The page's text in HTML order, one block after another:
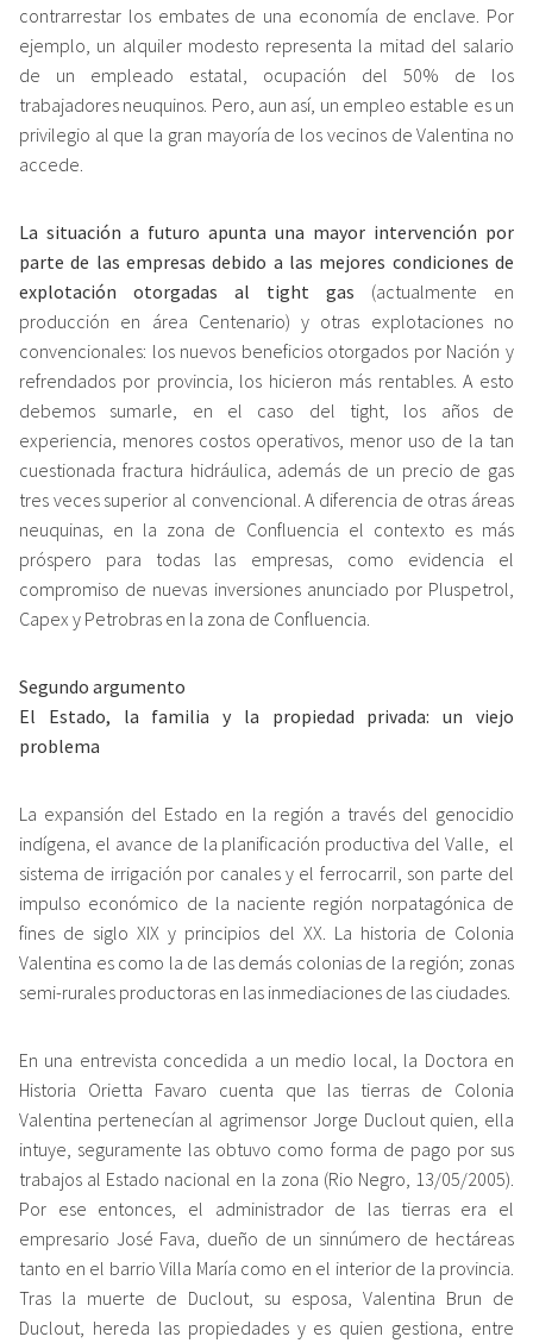
contrarrestar los embates de una economía de enclave. Por
ejemplo, un alquiler modesto representa la mitad del salario
de un empleado estatal, ocupación del 50% de los
trabajadores neuquinos. Pero, aun así, un empleo estable es un
privilegio al que la gran mayoría de los vecinos de Valentina no
accede.
La situación a futuro apunta una mayor intervención por
parte de las empresas debido a las mejores condiciones de
explotación otorgadas al tight gas (actualmente en
producción en área Centenario) y otras explotaciones no
convencionales: los nuevos beneficios otorgados por Nación y
refrendados por provincia, los hicieron más rentables. A esto
debemos sumarle, en el caso del tight, los años de
experiencia, menores costos operativos, menor uso de la tan
cuestionada fractura hidráulica, además de un precio de gas
tres veces superior al convencional. A diferencia de otras áreas
neuquinas, en la zona de Confluencia el contexto es más
próspero para todas las empresas, como evidencia el
compromiso de nuevas inversiones anunciado por Pluspetrol,
Capex y Petrobras en la zona de Confluencia.
Segundo argumento
El Estado, la familia y la propiedad privada: un viejo
problema
La expansión del Estado en la región a través del genocidio
indígena, el avance de la planificación productiva del Valle, el
sistema de irrigación por canales y el ferrocarril, son parte del
impulso económico de la naciente región norpatagónica de
fines de siglo XIX y principios del XX. La historia de Colonia
Valentina es como la de las demás colonias de la región; zonas
semi-rurales productoras en las inmediaciones de las ciudades.
En una entrevista concedida a un medio local, la Doctora en
Historia Orietta Favaro cuenta que las tierras de Colonia
Valentina pertenecían al agrimensor Jorge Duclout quien, ella
intuye, seguramente las obtuvo como forma de pago por sus
trabajos al Estado nacional en la zona (Rio Negro, 13/05/2005).
Por ese entonces, el administrador de las tierras era el
empresario José Fava, dueño de un sinnúmero de hectáreas
tanto en el barrio Villa María como en el interior de la provincia.
Tras la muerte de Duclout, su esposa, Valentina Brun de
Duclout, hereda las propiedades y es quien gestiona, entre